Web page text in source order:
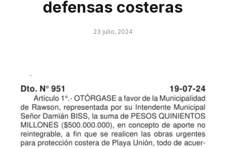
defensas costeras
23 julio, 2024